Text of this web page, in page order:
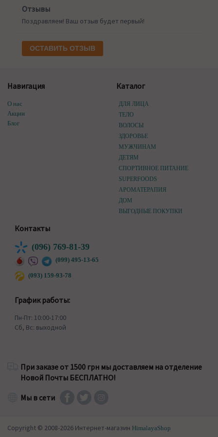
Отзывы
Поздравляем! Ваш отзыв будет первый!
ОСТАВИТЬ ОТЗЫВ
Навигация
О нас
Акции
Блог
Каталог
ДЛЯ ЛИЦА
ТЕЛО
ВОЛОСЫ
ЗДОРОВЬЕ
МУЖЧИНАМ
ДЕТЯМ
СПОРТИВНОЕ ПИТАНИЕ
SUPERFOODS
АРОМАТЕРАПИЯ
ДОМ
ВЫГОДНЫЕ ПОКУПКИ
Контакты
(096) 769-81-39
(099) 495-13-65
(093) 159-93-78
График работы:
Пн-Пт: 10:00-17:00
Сб, Вс: выходной
При заказе от 1500 грн мы доставляем на отделение
Новой Почты БЕСПЛАТНО!
Мы в сети
Copyright © 2008-2026 Интернет-магазин HimalayaShop